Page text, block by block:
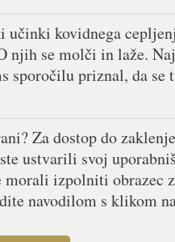
učinki kovidnega
njih se molči in laže.
sporočilu priznal, da
Za dostop do
ustvarili svoj
izpolniti obrazec
navodilom s klikom